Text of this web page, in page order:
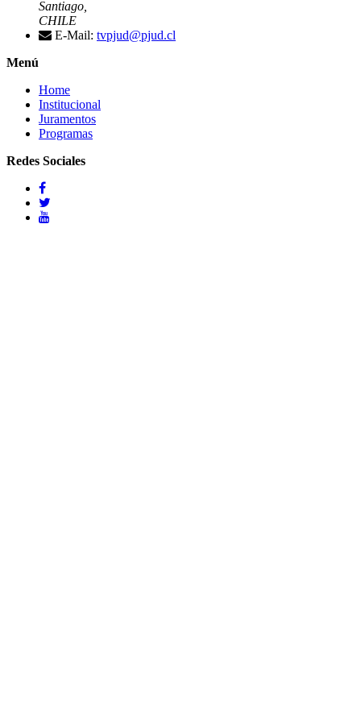
Santiago,
CHILE
E-Mail: tvpjud@pjud.cl
Menú
Home
Institucional
Juramentos
Programas
Redes Sociales